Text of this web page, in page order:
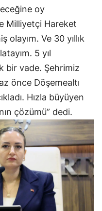
oy
Milliyetçi Hareket
olayım. Ve 30 yıllık
5 yıl
bir vade. Şehrimiz
önce Döşemealtı
Hızla büyüyen
çözümü” dedi.